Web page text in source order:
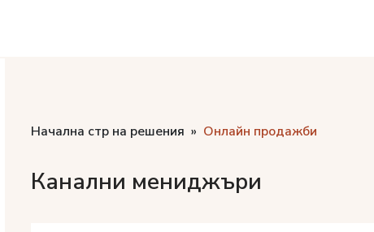
Начална стр на решения Онлайн продажби
Канални мениджъри